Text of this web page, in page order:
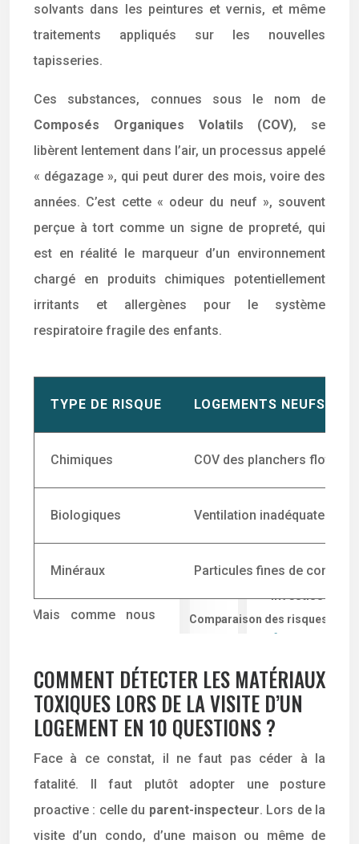
solvants dans les peintures et vernis, et même
traitements appliqués sur les nouvelles
tapisseries.
Ces substances, connues sous le nom de
Composés Organiques Volatils (COV), se
libèrent lentement dans l’air, un processus appelé
« dégazage », qui peut durer des mois, voire des
années. C’est cette « odeur du neuf », souvent
perçue à tort comme un signe de propreté, qui
est en réalité le marqueur d’un environnement
chargé en produits chimiques potentiellement
irritants et allergènes pour le système
respiratoire fragile des enfants.
Comparaison des risques
TYPE DE RISQUE LOGEMENTS NEUFS
Chimiques COV des planchers
Biologiques Ventilation inadéquate
Minéraux Particules fines de
COMMENT DÉTECTER LES MATÉRIAUX
TOXIQUES LORS DE LA VISITE D’UN
LOGEMENT EN 10 QUESTIONS ?
Face à ce constat, il ne faut pas céder à la
fatalité. Il faut plutôt adopter une posture
proactive : celle du parent-inspecteur. Lors de la
visite d’un condo, d’une maison ou même de